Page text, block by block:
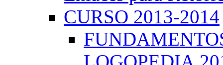
CURSO 2013-2014